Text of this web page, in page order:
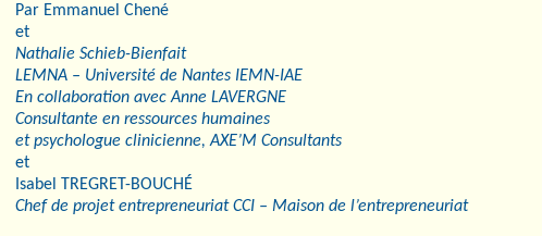
Par Emmanuel Chené
et
Nathalie Schieb-Bienfait
LEMNA – Université de Nantes IEMN-IAE
En collaboration avec Anne LAVERGNE
Consultante en ressources humaines
et psychologue clinicienne, AXE’M Consultants
et
Isabel TREGRET-BOUCHÉ
Chef de projet entrepreneuriat CCI – Maison de l’entrepreneuriat